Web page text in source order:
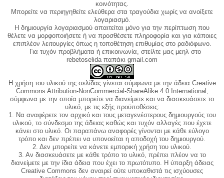
κοινότητας.
Μπορείτε να περιηγηθείτε ελεύθερα στα τραγούδια χωρίς να ανοίξετε
λογαριασμό.
Η δημιουργία λογαριασμού απαιτείται μόνο για την περίπτωση που
θέλετε να μορφοποιήσετε ή να προσθέσετε πληροφορία και για κάποιες
επιπλέον λειτουργίες όπως η τοποθέτηση επιθυμίας στο ραδιόφωνο.
Για τυχόν προβλήματα ή επικοινωνία, στείλτε μας μεηλ στο
rebetoselida παπάκι gmail.com
Η χρήση του υλικού της σελίδας γίνεται σύμφωνα με την άδεια Creative
Commons Attribution-NonCommercial-ShareAlike 4.0 International,
σύμφωνα με την οποία μπορείτε να διανείμετε και να διασκευάσετε το
υλικό, με τις εξής προϋποθέσεις:
1. Να αναφέρετε τον αρχικό και τους μεταγενέστερους δημιουργούς του
υλικού, το σύνδεσμο της άδειας καθώς και τυχόν αλλαγές που έχετε
κάνει στο υλικό. Οι παραπάνω αναφορές γίνονται με κάθε εύλογο
τρόπο και δεν πρέπει να υπονοείται η αποδοχή του δημιουργού.
2. Δεν μπορείτε να κάνετε εμπορική χρήση του υλικού.
3. Αν διασκευάσετε με κάθε τρόπο το υλικό, πρέπει πλέον να το
διανείμετε με την ίδια άδεια που έχει το πρωτότυπο. Η ύπαρξη άδειας
Creative Commons δεν αναιρεί ούτε υποκαθιστά τις ισχύουσες